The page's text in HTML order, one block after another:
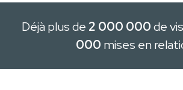
Déjà plus de 2 000 000de
000 mises en